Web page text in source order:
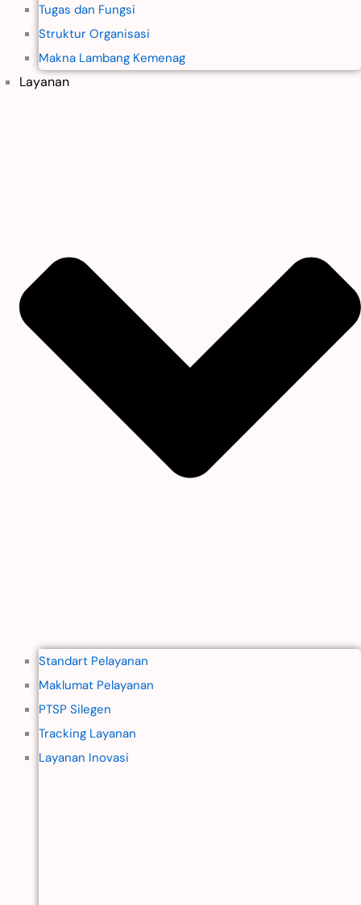
Tugas dan Fungsi
Struktur Organisasi
Makna Lambang Kemenag
Layanan
Standart Pelayanan
Maklumat Pelayanan
PTSP Silegen
Tracking Layanan
Layanan Inovasi